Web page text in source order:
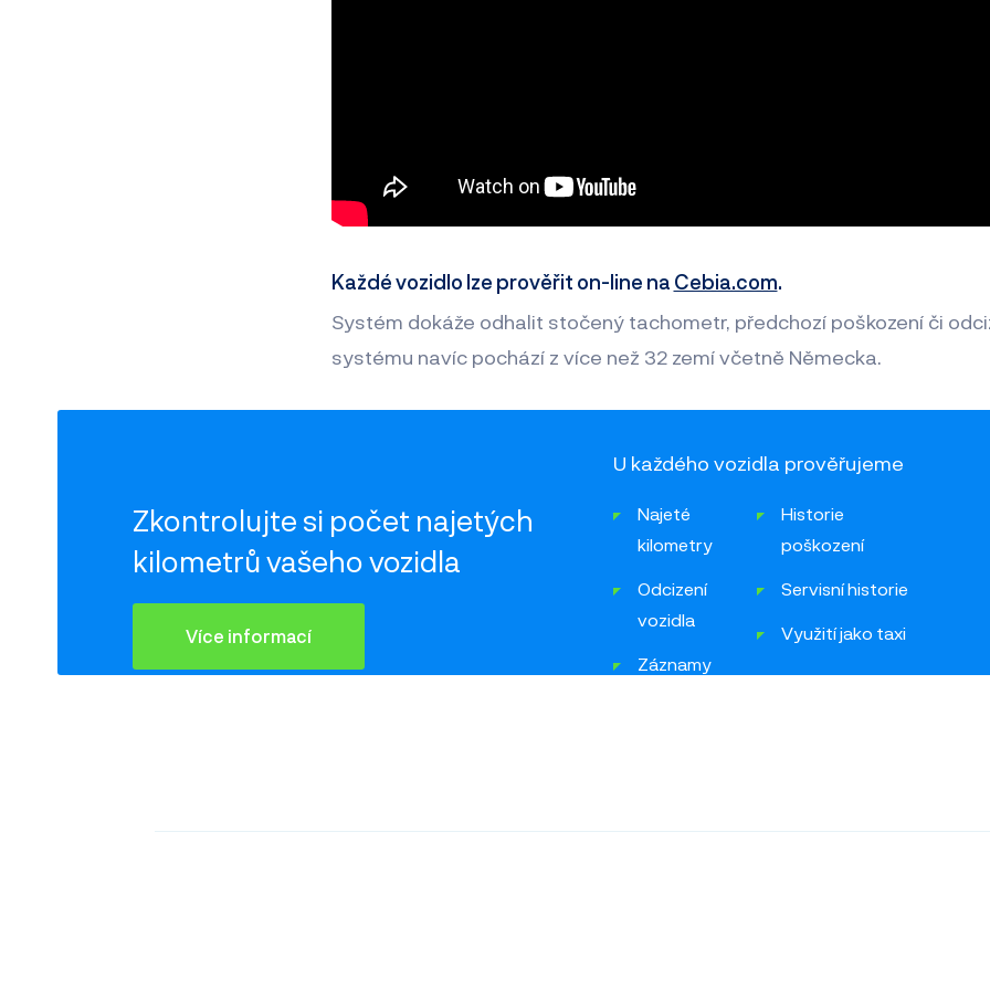
Každé vozidlo lze prověřit on-line na Cebia.com.
Systém dokáže odhalit stočený tachometr, předchozí poškození či
systému navíc pochází z více než 32 zemí včetně Německa.
Zkontrolujte si počet najetých
kilometrů vašeho vozidla
Více informací
U každého vozidla prověřujeme
Najeté
kilometry
Odcizení
vozidla
Záznamy
Historie
poškození
Servisní historie
Využití jako taxi